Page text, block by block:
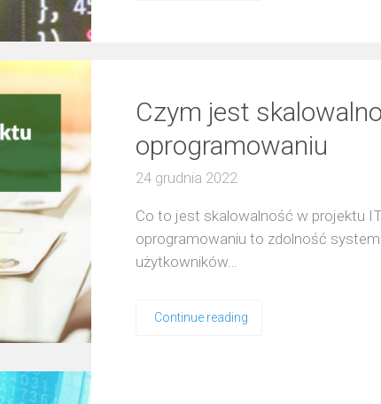
Czym jest
oprogramowaniu
24 grudnia 2022
Co to jest skalowalność w projektu
oprogramowaniu to zdolność
użytkowników…
Continue reading